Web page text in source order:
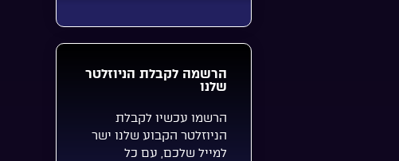
הרשמה לקבלת הניוזלטר
שלנו
הרשמו עכשיו לקבלת
הניוזלטר הקבוע שלנו ישר
למייל שלכם, עם כל